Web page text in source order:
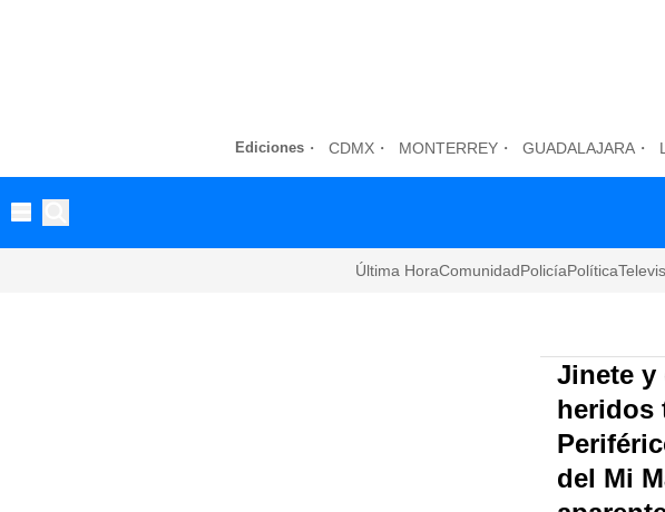
Ediciones CDMX MONTERREY GUADALAJARA
Última HoraComunidadPolicíaPolítica
Jinete y
heridos
del Mi